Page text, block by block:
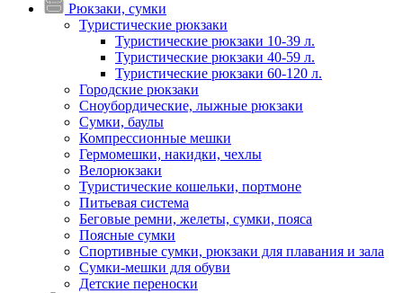
Рюкзаки, сумки
Туристические рюкзаки
Туристические рюкзаки 10-39 л.
Туристические рюкзаки 40-59 л.
Туристические рюкзаки 60-120 л.
Городские рюкзаки
Сноубордические, лыжные рюкзаки
Сумки, баулы
Компрессионные мешки
Гермомешки, накидки, чехлы
Велорюкзаки
Туристические кошельки, портмоне
Питьевая система
Беговые ремни, желеты, сумки, пояса
Поясные сумки
Спортивные сумки, рюкзаки для плавания и зала
Сумки-мешки для обуви
Детские переноски